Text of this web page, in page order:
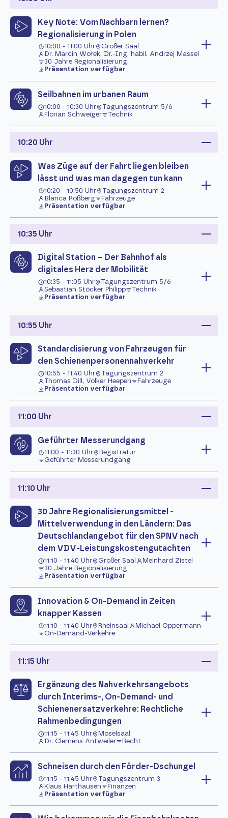
Key Note: Vom Nachbarn lernen?
Regionalisierung in Polen
10:00 - 11:00 Uhr
Großer Saal
Dr. Marcin Wołek, Dr.-Ing. habil. Andrzej Massel
30 Jahre Regionalisierung
Präsentation verfügbar
Seilbahnen im urbanen Raum
10:00 - 10:30 Uhr
Tagungszentrum 5/6
Florian Schweiger
Technik
10:20 Uhr
Was Züge auf der Fahrt liegen bleiben
lässt und was man dagegen tun kann
10:20 - 10:50 Uhr
Tagungszentrum 2
Blanca Roßberg
Fahrzeuge
Präsentation verfügbar
10:35 Uhr
Digital Station – Der Bahnhof als
digitales Herz der Mobilität
10:35 - 11:05 Uhr
Tagungszentrum 5/6
Sebastian Stöcker Philipp
Technik
Präsentation verfügbar
10:55 Uhr
Standardisierung von Fahrzeugen für
den Schienenpersonennahverkehr
10:55 - 11:40 Uhr
Tagungszentrum 2
Thomas Dill, Volker Heepen
Fahrzeuge
Präsentation verfügbar
11:00 Uhr
Geführter Messerundgang
11:00 - 11:30 Uhr
Registratur
Geführter Messerundgang
11:10 Uhr
30 Jahre Regionalisierungsmittel -
Mittelverwendung in den Ländern: Das
Deutschlandangebot für den SPNV nach
dem VDV-Leistungskostengutachten
11:10 - 11:40 Uhr Großer Saal
Meinhard Zistel
30 Jahre Regionalisierung
Präsentation verfügbar
Innovation & On-Demand in Zeiten
knapper Kassen
11:10 - 11:40 Uhr Rheinsaal
Michael Oppermann
On-Demand-Verkehre
11:15 Uhr
Ergänzung des Nahverkehrsangebots
durch Interims-, On-Demand- und
Schienenersatzverkehre: Rechtliche
Rahmenbedingungen
11:15 - 11:45 Uhr
Moselsaal
Dr. Clemens Antweiler
Recht
Schneisen durch den Förder-Dschungel
11:15 - 11:45 Uhr
Tagungszentrum 3
Klaus Harthausen
Finanzen
Präsentation verfügbar